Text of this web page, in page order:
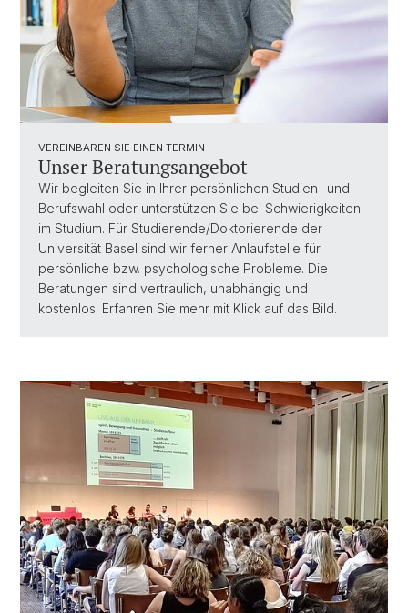
VEREINBAREN SIE EINEN TERMIN
Unser Beratungsangebot
Wir begleiten Sie in Ihrer persönlichen Studien- und
Berufswahl oder unterstützen Sie bei Schwierigkeiten
im Studium. Für Studierende/Doktorierende der
Universität Basel sind wir ferner Anlaufstelle für
persönliche bzw. psychologische Probleme. Die
Beratungen sind vertraulich, unabhängig und
kostenlos. Erfahren Sie mehr mit Klick auf das Bild.